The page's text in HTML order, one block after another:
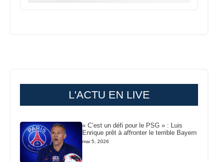
L'ACTU EN LIVE
« C’est un défi pour le PSG » : Luis
Enrique prêt à affronter le terrible Bayern
mai 5, 2026